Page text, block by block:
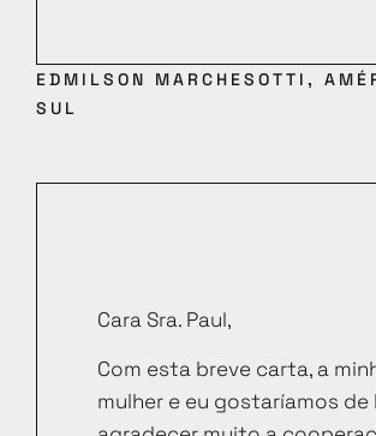
EDMILSON MARCHESOTTI,
SUL
Cara Sra. Paul,
Com esta breve carta, a
mulher e eu gostaríamos de